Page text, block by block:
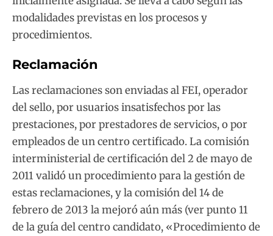
modalidades previstas en los procesos y
procedimientos.
Reclamación
Las reclamaciones son enviadas al FEI, operador
del sello, por usuarios insatisfechos por las
prestaciones, por prestadores de servicios, o por
empleados de un centro certificado. La comisión
interministerial de certificación del 2 de mayo de
2011 validó un procedimiento para la gestión de
estas reclamaciones, y la comisión del 14 de
febrero de 2013 la mejoró aún más (ver punto 11
de la guía del centro candidato, «Procedimiento de